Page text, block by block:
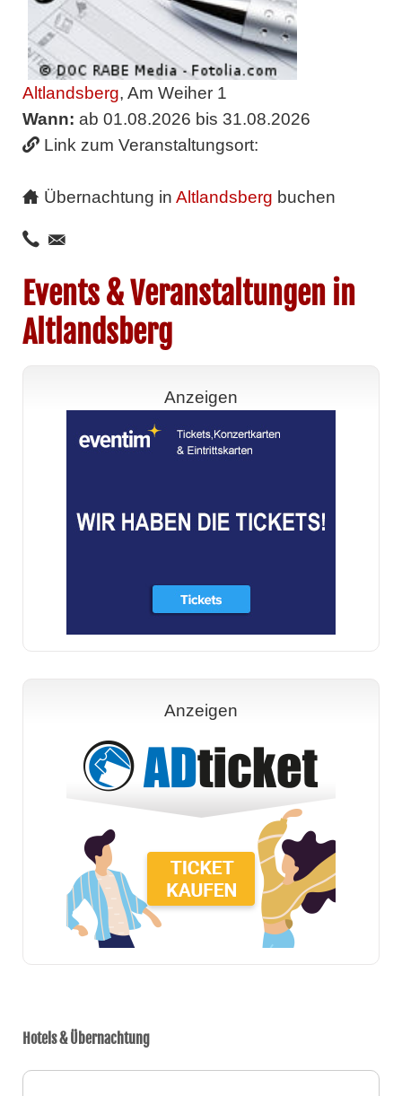
Altlandsberg, Am Weiher 1
Wann: ab 01.08.2026 bis 31.08.2026
Link zum Veranstaltungsort:
Übernachtung in Altlandsberg buchen
Events & Veranstaltungen in
Altlandsberg
Anzeigen
Anzeigen
Hotels & Übernachtung